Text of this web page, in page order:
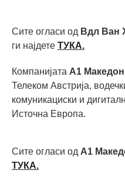
Сите огласи од Вдл Ван
ги најдете ТУКА.
Компанијата А1
Телеком Австрија,
комуникациски и
Источна Европа.
Сите огласи од А1
ТУКА.